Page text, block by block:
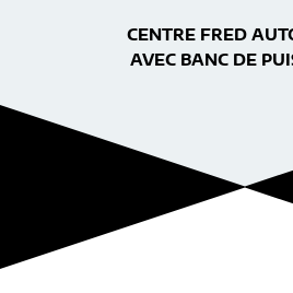
CENTRE FRED
AVEC BANC DE